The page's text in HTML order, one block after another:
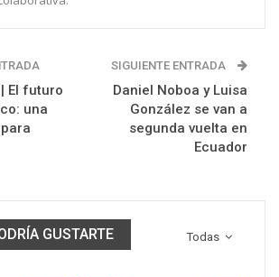
El futuro
una
SIGUIENTE ENTRADA
Daniel Noboa y Luisa
González se van a
segunda vuelta en
Ecuador
Todas
GUSTARTE